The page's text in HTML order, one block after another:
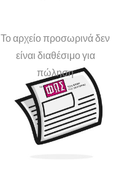
Το αρχείο προσωρινά δεν
είναι διαθέσιμο για
πώληση